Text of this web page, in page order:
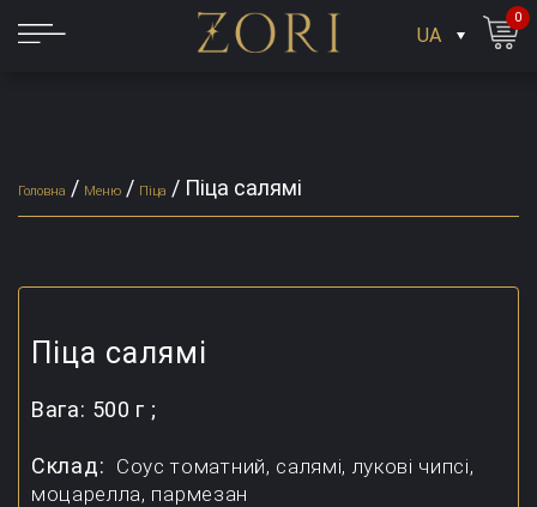
UA
0
Головна / Меню / Піца / Піца салямі
Піца салямі
Вага: 500 г ;
Склад: Соус томатний, салямі, лукові чипсі,
моцарелла, пармезан